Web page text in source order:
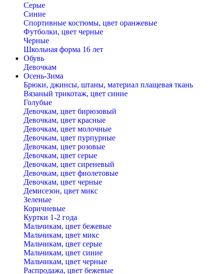
Серые
Синие
Спортивные костюмы, цвет оранжевые
Футболки, цвет черные
Черные
Школьная форма 16 лет
Обувь
Девочкам
Осень-Зима
Брюки, джинсы, штаны, материал плащевая ткань
Вязаный трикотаж, цвет синие
Голубые
Девочкам, цвет бирюзовый
Девочкам, цвет красные
Девочкам, цвет молочные
Девочкам, цвет пурпурные
Девочкам, цвет розовые
Девочкам, цвет серые
Девочкам, цвет сиреневый
Девочкам, цвет фиолетовые
Девочкам, цвет черные
Демисезон, цвет микс
Зеленые
Коричневые
Куртки 1-2 года
Мальчикам, цвет бежевые
Мальчикам, цвет микс
Мальчикам, цвет серые
Мальчикам, цвет синие
Мальчикам, цвет черные
Распродажа, цвет бежевые